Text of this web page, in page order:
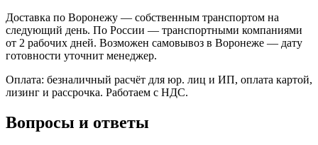
Доставка по Воронежу — собственным транспортом на
следующий день. По России — транспортными компаниями
от 2 рабочих дней. Возможен самовывоз в Воронеже — дату
готовности уточнит менеджер.
Оплата: безналичный расчёт для юр. лиц и ИП, оплата картой,
лизинг и рассрочка. Работаем с НДС.
Вопросы и ответы